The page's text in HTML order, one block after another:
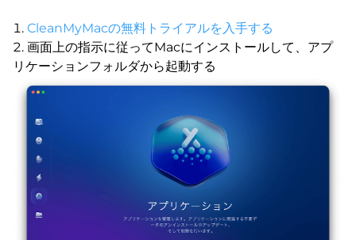
CleanMyMacの無料トライアルを入手する
画面上の指示に従ってMacにインストールして、アプ
リケーションフォルダから起動する